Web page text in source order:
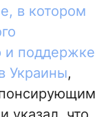
в котором
и поддержке
Украины,